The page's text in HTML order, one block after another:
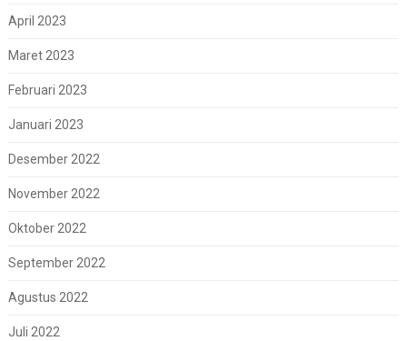
April 2023
Maret 2023
Februari 2023
Januari 2023
Desember 2022
November 2022
Oktober 2022
September 2022
Agustus 2022
Juli 2022